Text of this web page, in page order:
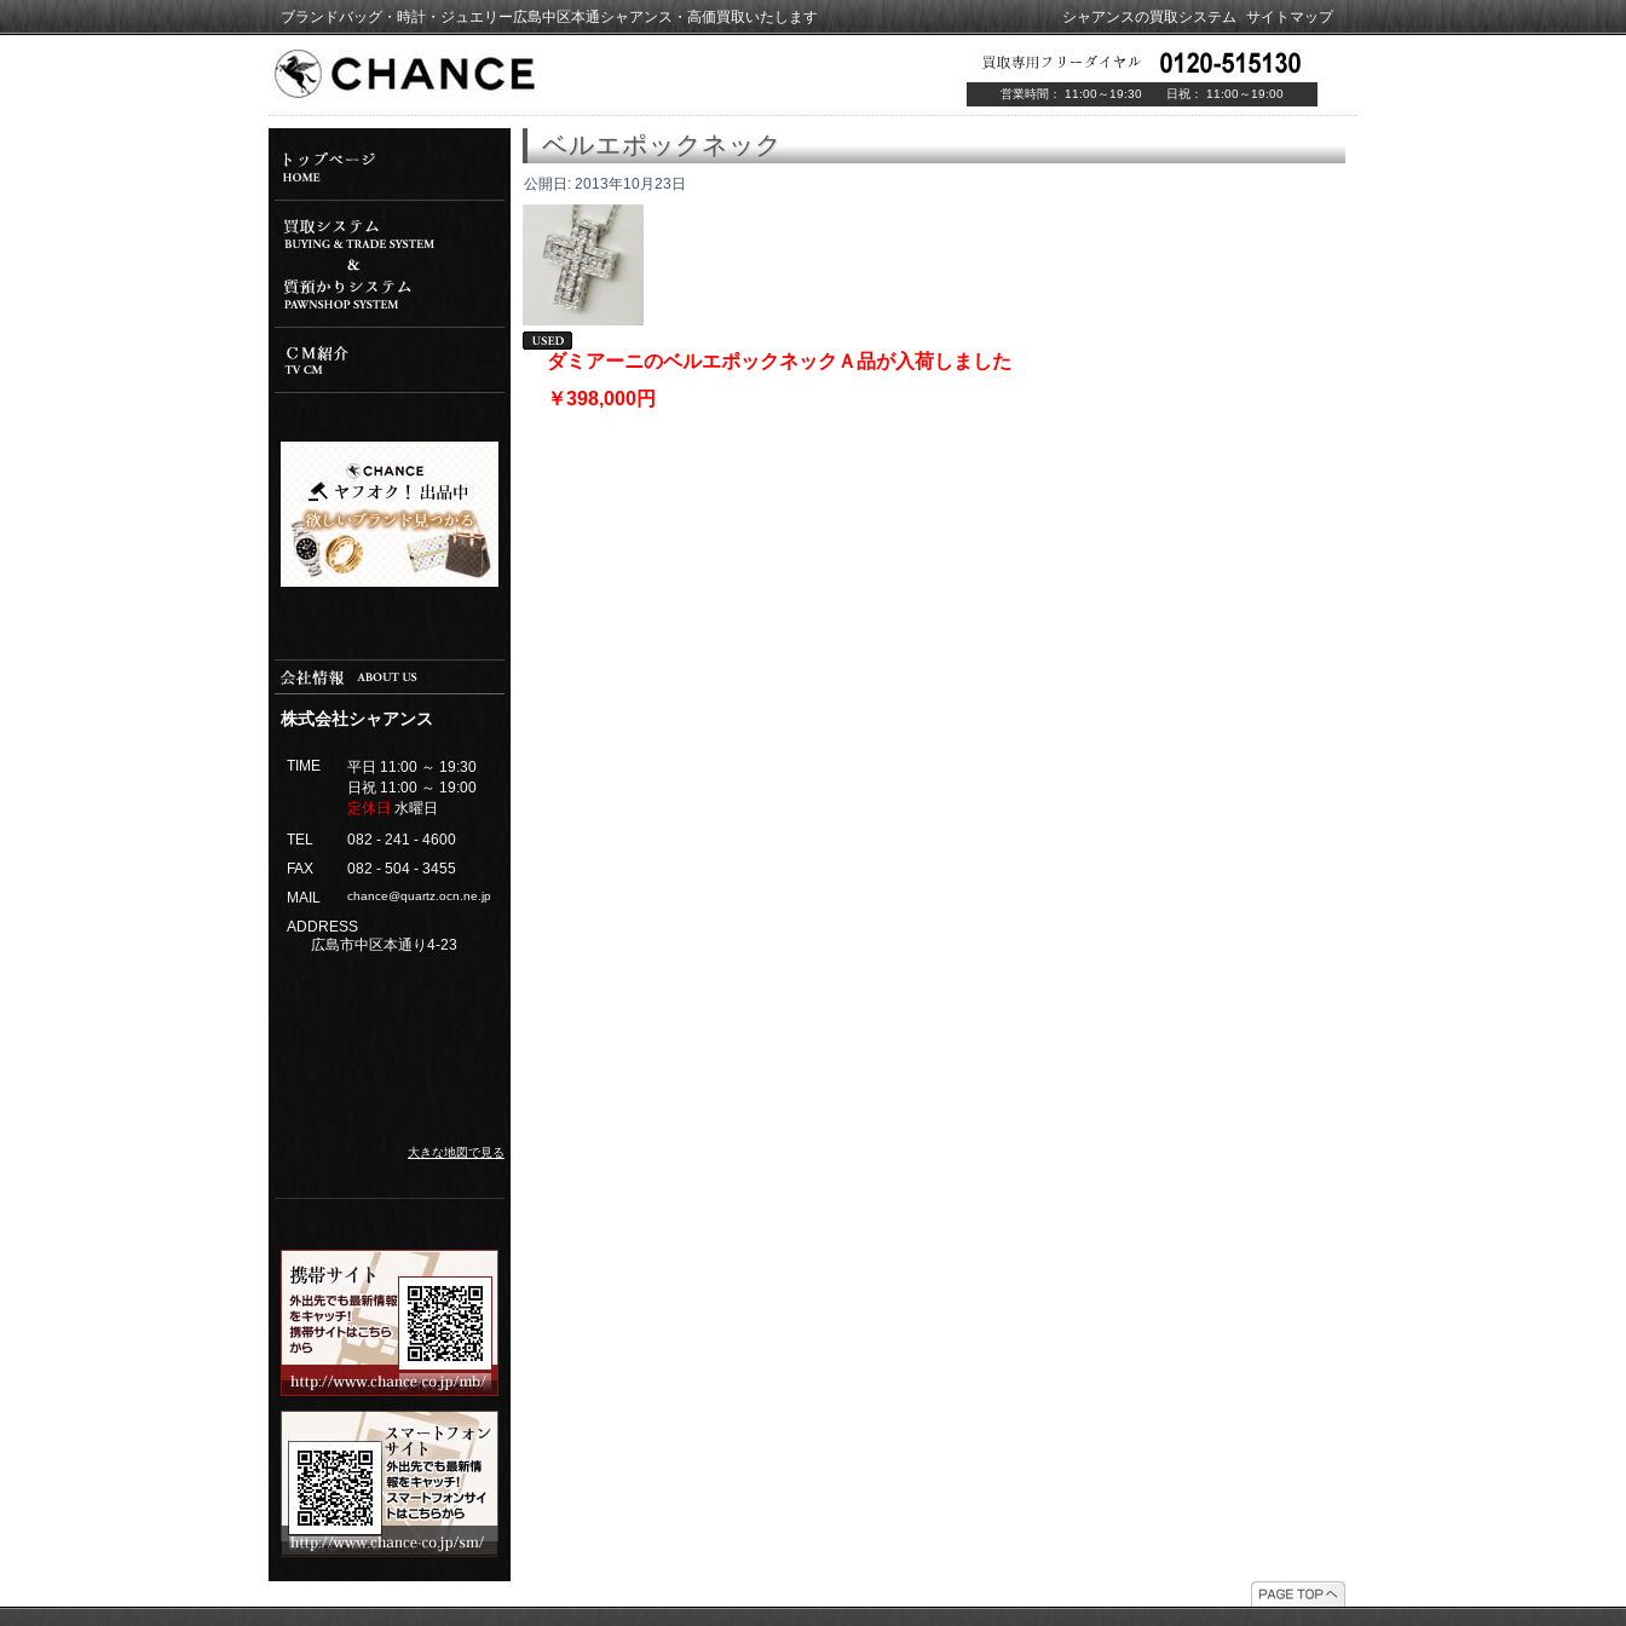
シャアンスの買取システム サイトマップ
ブランドバッグ・時計・ジュエリー広島中区本通シャアンス・高価買取いたします
営業時間： 11:00～19:30 日祝： 11:00～19:00
株式会社シャアンス
TIME
平日 11:00 ～ 19:30
日祝 11:00 ～ 19:00
定休日 水曜日
TEL
082 - 241 - 4600
FAX
082 - 504 - 3455
MAIL
chance@quartz.ocn.ne.jp
ADDRESS
広島市中区本通り4-23
大きな地図で見る
ベルエポックネック
公開日: 2013年10月23日
ダミアーニのベルエポックネックＡ品が入荷しました
￥398,000円